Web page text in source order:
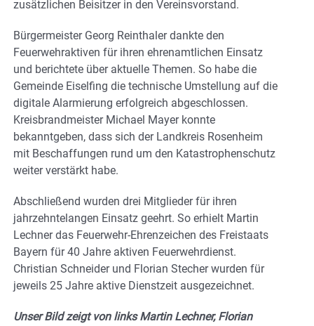
zusätzlichen Beisitzer in den Vereinsvorstand.
Bürgermeister Georg Reinthaler dankte den
Feuerwehraktiven für ihren ehrenamtlichen Einsatz
und berichtete über aktuelle Themen. So habe die
Gemeinde Eiselfing die technische Umstellung auf die
digitale Alarmierung erfolgreich abgeschlossen.
Kreisbrandmeister Michael Mayer konnte
bekanntgeben, dass sich der Landkreis Rosenheim
mit Beschaffungen rund um den Katastrophenschutz
weiter verstärkt habe.
Abschließend wurden drei Mitglieder für ihren
jahrzehntelangen Einsatz geehrt. So erhielt Martin
Lechner das Feuerwehr-Ehrenzeichen des Freistaats
Bayern für 40 Jahre aktiven Feuerwehrdienst.
Christian Schneider und Florian Stecher wurden für
jeweils 25 Jahre aktive Dienstzeit ausgezeichnet.
Unser Bild zeigt von links Martin Lechner, Florian